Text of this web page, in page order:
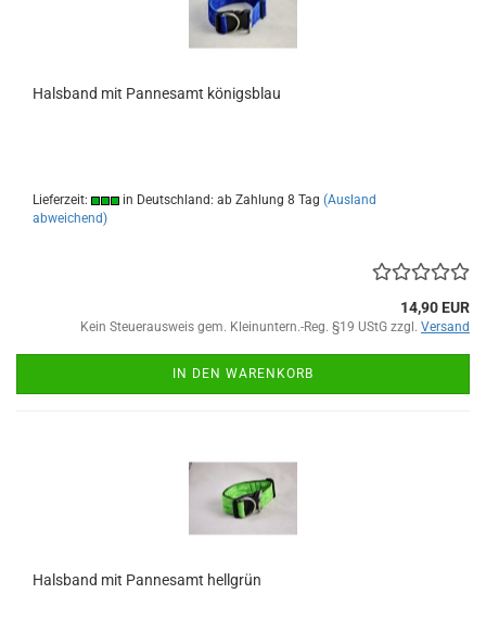
Halsband mit Pannesamt königsblau
Lieferzeit: in Deutschland: ab Zahlung 8 Tag (Ausland
abweichend)
14,90 EUR
Kein Steuerausweis gem. Kleinuntern.-Reg. §19 UStG zzgl. Versand
IN DEN WARENKORB
Halsband mit Pannesamt hellgrün